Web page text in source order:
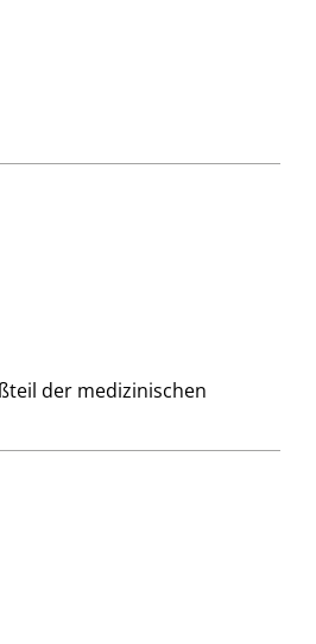
der medizinischen